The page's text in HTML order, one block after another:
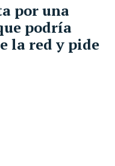
por una
podría
la red y pide